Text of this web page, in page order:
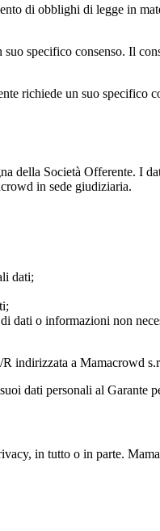
di obblighi di legge in
specifico consenso. Il
richiede un suo specifico
della Società Offerente. I
in sede giudiziaria.
dati;
dati o informazioni non
R indirizzata a Mamacrowd
dati personali al Garante
in tutto o in parte.